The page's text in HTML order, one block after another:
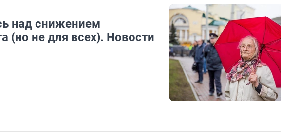
над снижением
(но не для всех). Новости